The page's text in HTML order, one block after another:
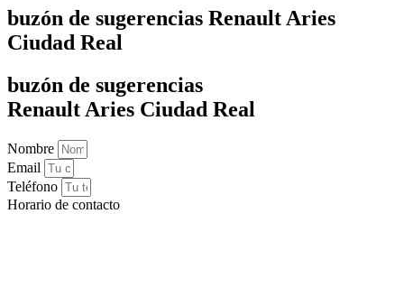
buzón de sugerencias Renault Aries
Ciudad Real
buzón de sugerencias
Renault Aries Ciudad Real
Nombre
Email
Teléfono
Horario de contacto